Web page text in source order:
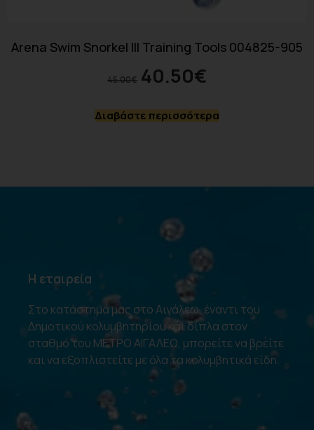
Arena Swim Snorkel III Training Tools 004825-905
45.00€ 40.50€
Διαβάστε περισσότερα
Η εταιρεία
Στο κατάστημά μας στο Αιγάλεω, έναντι του
Δημοτικού κολυμβητηρίου και δίπλα στον
σταθμό του ΜΕΤΡΟ ΑΙΓΑΛΕΩ, μπορείτε να βρείτε
και να εξοπλιστείτε με όλα τα κολυμβητικά είδη.